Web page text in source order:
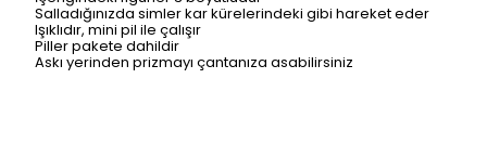
Salladığınızda simler kar kürelerindeki gibi hareket eder
Işıklıdır, mini pil ile çalışır
Piller pakete dahildir
Askı yerinden prizmayı çantanıza asabilirsiniz